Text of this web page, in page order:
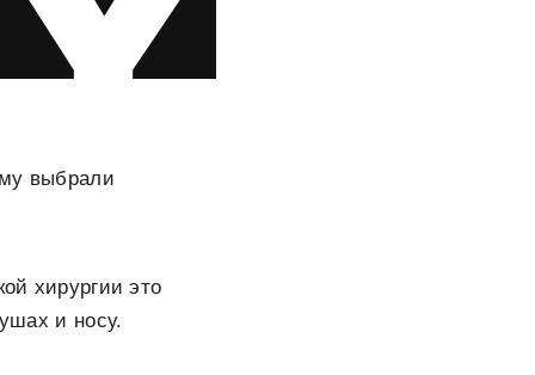
выбрали
хирургии это
и носу.